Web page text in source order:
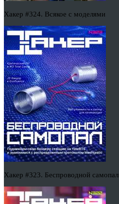
Хакер #324. Всякое с моделями
Хакер #323. Беспроводной самопал